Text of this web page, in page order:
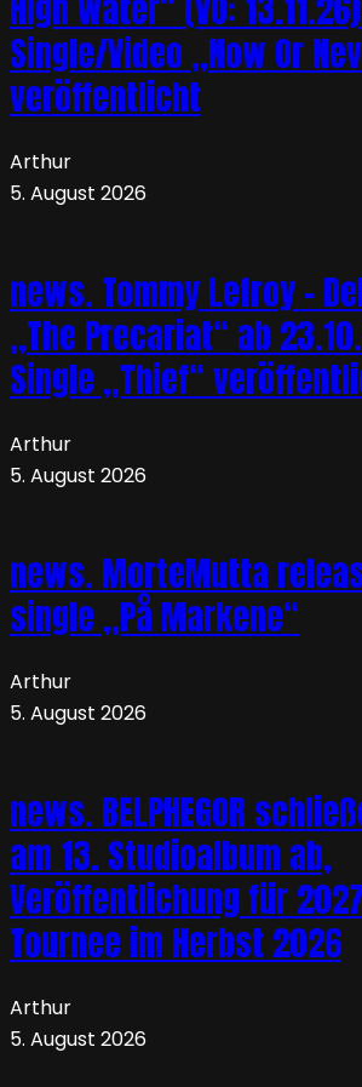
Single/Video „Now Or
veröffentlicht
Arthur
5. August 2026
news. Tommy Lefroy –
„The Precariat“ ab
Single „Thief“
Arthur
5. August 2026
news. MorteMutta
single „På Markene“
Arthur
5. August 2026
news. BELPHEGOR
am 13. Studioalbum ab,
Veröffentlichung für
Tournee im Herbst 2026
Arthur
5. August 2026